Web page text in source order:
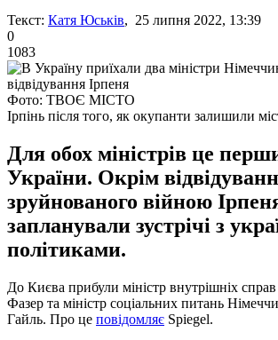
Текст: Катя Юськів, 25 липня 2022, 13:39
0
1083
Фото: ТВОЄ МІСТО
Ірпінь після того, як окупанти залишили
Для обох міністрів це
України. Окрім
зруйнованого війною
запланували зустрічі з
політиками.
До Києва прибули міністр внутрішніх
Фазер та міністр соціальних питань
Гайль. Про це повідомляє Spiegel.